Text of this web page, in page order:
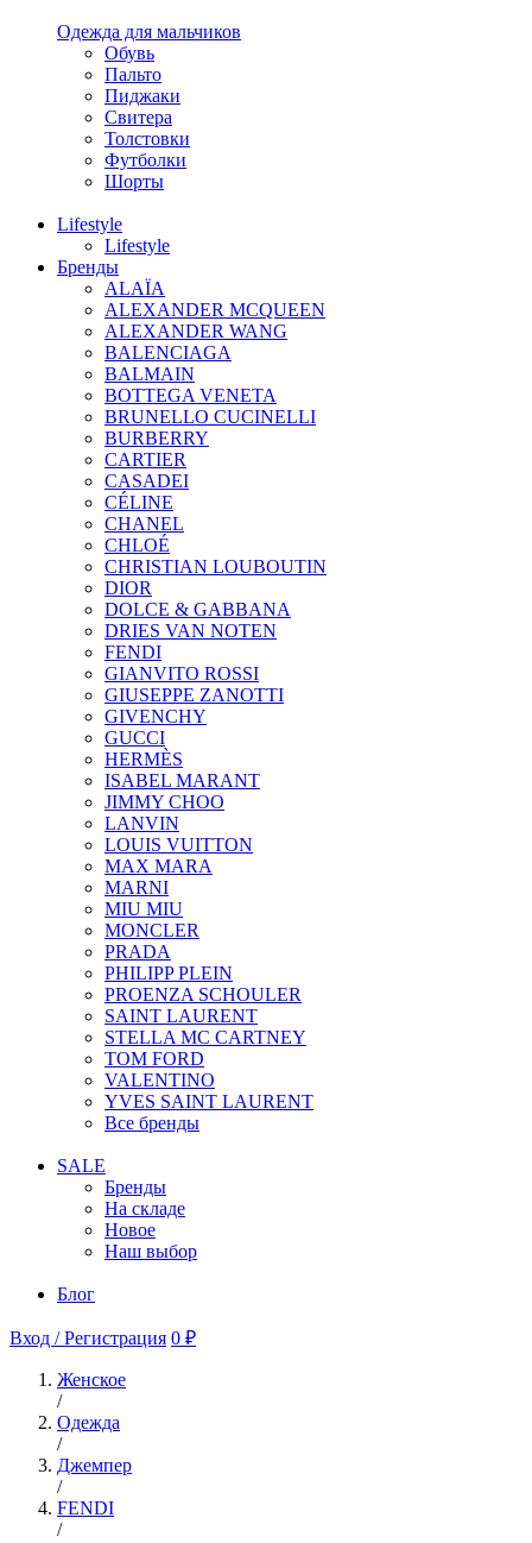
Одежда для мальчиков
Обувь
Пальто
Пиджаки
Свитера
Толстовки
Футболки
Шорты
Lifestyle
Lifestyle
Бренды
ALAÏA
ALEXANDER MCQUEEN
ALEXANDER WANG
BALENCIAGA
BALMAIN
BOTTEGA VENETA
BRUNELLO CUCINELLI
BURBERRY
CARTIER
CASADEI
CÉLINE
CHANEL
CHLOÉ
CHRISTIAN LOUBOUTIN
DIOR
DOLCE & GABBANA
DRIES VAN NOTEN
FENDI
GIANVITO ROSSI
GIUSEPPE ZANOTTI
GIVENCHY
GUCCI
HERMÈS
ISABEL MARANT
JIMMY CHOO
LANVIN
LOUIS VUITTON
MAX MARA
MARNI
MIU MIU
MONCLER
PRADA
PHILIPP PLEIN
PROENZA SCHOULER
SAINT LAURENT
STELLA MC CARTNEY
TOM FORD
VALENTINO
YVES SAINT LAURENT
Все бренды
SALE
Бренды
На складе
Новое
Наш выбор
Блог
Вход / Регистрация 0 ₽
Женское
/
Одежда
/
Джемпер
/
FENDI
/